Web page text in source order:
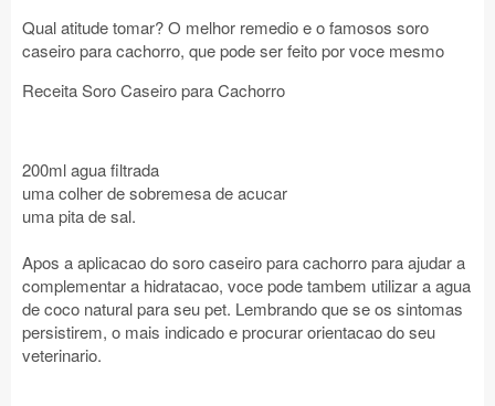
Qual atitude tomar? O melhor remedio e o famosos soro
caseiro para cachorro, que pode ser feito por voce mesmo
Receita Soro Caseiro para Cachorro
200ml agua filtrada
uma colher de sobremesa de acucar
uma pita de sal.
Apos a aplicacao do soro caseiro para cachorro para ajudar a
complementar a hidratacao, voce pode tambem utilizar a agua
de coco natural para seu pet. Lembrando que se os sintomas
persistirem, o mais indicado e procurar orientacao do seu
veterinario.